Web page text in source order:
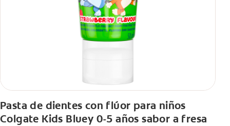
Pasta de dientes con flúor para niños
Colgate Kids Bluey 0-5 años sabor a fresa